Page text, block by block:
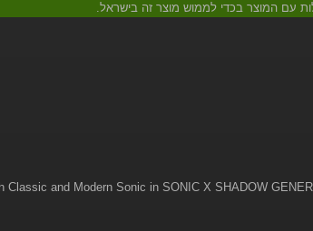
עם המוצר בכדי לממוש מוצר זה בישראל.
Classic and Modern Sonic in SONIC X SHADOW